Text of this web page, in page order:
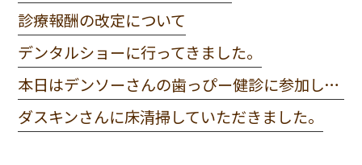
診療報酬の改定について
デンタルショーに行ってきました。
本日はデンソーさんの歯っぴー健診に参加してきました。
ダスキンさんに床清掃していただきました。